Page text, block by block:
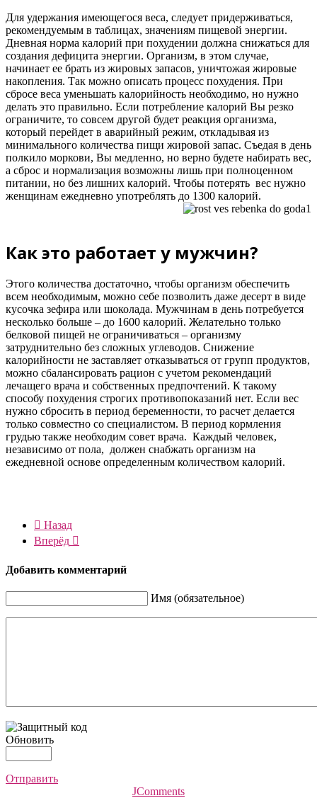
Для удержания имеющегося веса, следует придерживаться,
рекомендуемым в таблицах, значениям пищевой энергии.
Дневная норма калорий при похудении должна снижаться для
создания дефицита энергии. Организм, в этом случае,
начинает ее брать из жировых запасов, уничтожая жировые
накопления. Так можно описать процесс похудения. При
сбросе веса уменьшать калорийность необходимо, но нужно
делать это правильно. Если потребление калорий Вы резко
ограничите, то совсем другой будет реакция организма,
который перейдет в аварийный режим, откладывая из
минимального количества пищи жировой запас. Съедая в день
полкило моркови, Вы медленно, но верно будете набирать вес,
а сброс и нормализация возможны лишь при полноценном
питании, но без лишних калорий. Чтобы потерять вес нужно
женщинам ежедневно употреблять до 1300 калорий.
Как это работает у мужчин?
Этого количества достаточно, чтобы организм обеспечить
всем необходимым, можно себе позволить даже десерт в виде
кусочка зефира или шоколада. Мужчинам в день потребуется
несколько больше – до 1600 калорий. Желательно только
белковой пищей не ограничиваться – организму
затруднительно без сложных углеводов. Снижение
калорийности не заставляет отказываться от групп продуктов,
можно сбалансировать рацион с учетом рекомендаций
лечащего врача и собственных предпочтений. К такому
способу похудения строгих противопоказаний нет. Если вес
нужно сбросить в период беременности, то расчет делается
только совместно со специалистом. В период кормления
грудью также необходим совет врача. Каждый человек,
независимо от пола, должен снабжать организм на
ежедневной основе определенным количеством калорий.
Назад
Вперёд
Добавить комментарий
Имя (обязательное)
Обновить
Отправить
JComments